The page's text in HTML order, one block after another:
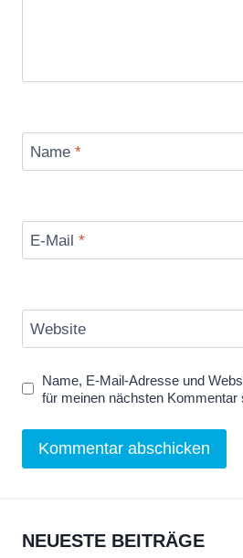
Name *
E-Mail *
Website
Name, E-Mail-Adresse und
für meinen nächsten Kommentar
NEUESTE BEITRÄGE